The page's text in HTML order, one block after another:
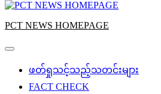
PCT NEWS HOMEPAGE
ဖတ်ရှုသင့်သည့်သတင်းများ
FACT CHECK